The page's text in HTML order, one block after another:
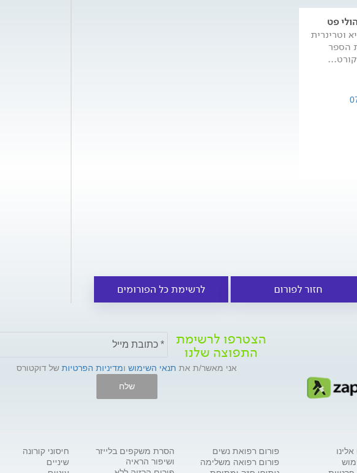
פט
וטרינרית
הספר
חזור לפורום לרשימת כל הפורומים
הצטרפו לרשימת
התפוצה שלנו
אני מאשר/ת את תנאי השימוש ומדיניות הפרטיות של דוקטורס
שלח
פורום רפואת נשים
פורום רפואה משלימה
הסרת משקפים בלייזר
ושיפור הראיה
חיסוני קורונה
שיניים